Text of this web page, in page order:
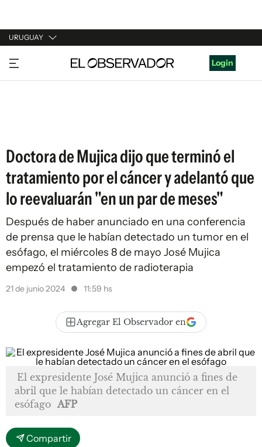
URUGUAY
URUGUAY
ARGENTINA
Login
Doctora de Mujica dijo que terminó el
tratamiento por el cáncer y adelantó que
lo reevaluarán "en un par de meses"
Después de haber anunciado en una conferencia
de prensa que le habían detectado un tumor en el
esófago, el miércoles 8 de mayo José Mujica
empezó el tratamiento de radioterapia
21 de junio 2024 11:59 hs
Agregar El Observador en
El expresidente José Mujica anunció a fines de
abril que le habían detectado un cáncer en el
esófago AFP
Compartir